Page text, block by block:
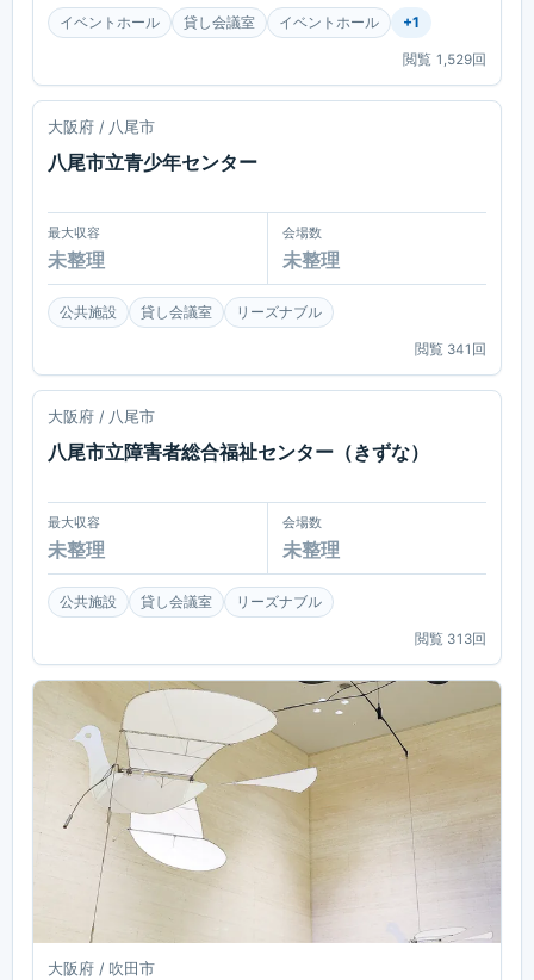
イベントホール 貸し会議室 イベントホール +1
閲覧 1,529回
大阪府 / 八尾市
八尾市立青少年センター
最大収容
未整理
会場数
未整理
公共施設 貸し会議室 リーズナブル
閲覧 341 回
大阪府 / 八尾市
八尾市立障害者総合福祉センター（きずな）
最大収容
未整理
会場数
未整理
公共施設 貸し会議室 リーズナブル
閲覧 313回
大阪府 / 吹田市